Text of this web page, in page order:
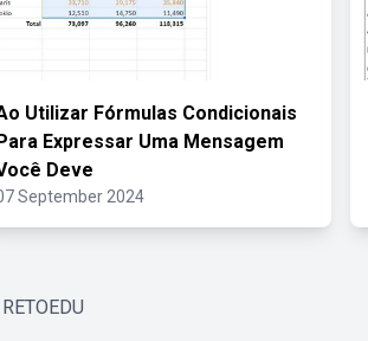
Utilizar Fórmulas Condicionais
Expressar Uma Mensagem
Deve
September 2024
RETOEDU